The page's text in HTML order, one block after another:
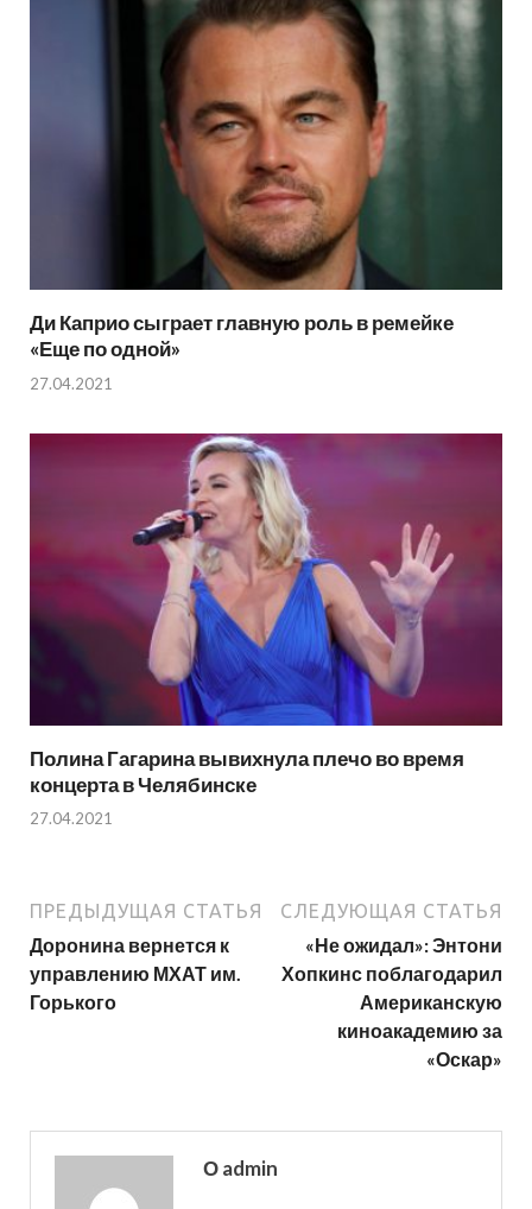
Ди Каприо сыграет главную роль в ремейке
«Еще по одной»
27.04.2021
Полина Гагарина вывихнула плечо во время
концерта в Челябинске
27.04.2021
ПРЕДЫДУЩАЯ СТАТЬЯ
Доронина вернется к
управлению МХАТ им.
Горького
СЛЕДУЮЩАЯ СТАТЬЯ
«Не ожидал»: Энтони
Хопкинс поблагодарил
Американскую
киноакадемию за
«Оскар»
О admin